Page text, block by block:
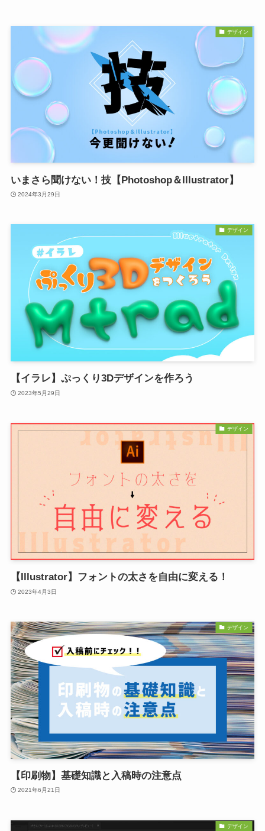
デザイン
いまさら聞けない！技【Photoshop＆Illustrator】
2024年3月29日
デザイン
【イラレ】ぷっくり3Dデザインを作ろう
2023年5月29日
デザイン
【Illustrator】フォントの太さを自由に変える！
2023年4月3日
デザイン
【印刷物】基礎知識と入稿時の注意点
2021年6月21日
デザイン